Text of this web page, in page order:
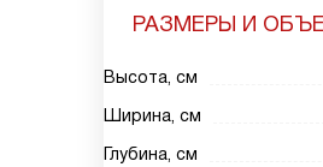
РАЗМЕРЫ И
Высота, см
Ширина, см
Глубина, см